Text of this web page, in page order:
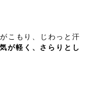
こもり、じわっと汗
が軽く、さらりとし